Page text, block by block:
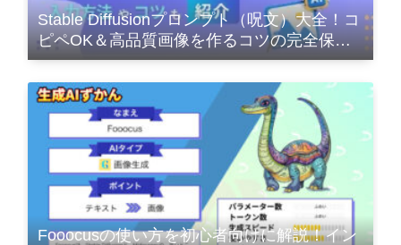
Stable Diffusionプロンプト（呪文）大全！コ
ピペOK＆高品質画像を作るコツの完全保存
版
Fooocusの使い方を初心者向けに解説！イン